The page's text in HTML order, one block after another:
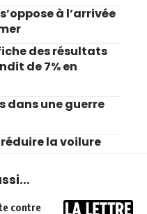
à l’arrivée
des résultats
de 7% en
dans une guerre
la voilure
contre